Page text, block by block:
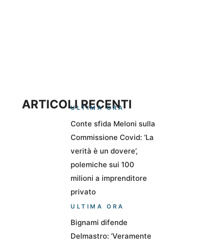
ARTICOLI RECENTI
ULTIMA ORA
Conte sfida Meloni sulla
Commissione Covid: ‘La
verità è un dovere’,
polemiche sui 100
milioni a imprenditore
privato
ULTIMA ORA
Bignami difende
Delmastro: ‘Veramente